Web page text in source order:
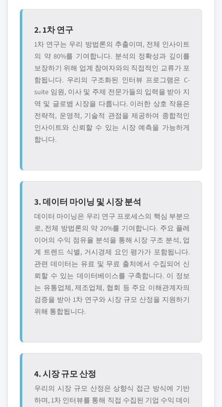
2. 1차 연구
1차 연구는 우리 방법론의 추출이며, 전체 인사이트
의 약 80%를 기여합니다. 분석의 정확성과 깊이를
보장하기 위해 업계 참여자와의 직접적인 교류가 포
함됩니다. 우리의 구조화된 인터뷰 프로그램은 C-
suite 임원, 이사 및 주제 전문가들의 입력을 받아 지
역 및 글로볌 시장을 다룹니다. 이러한 상호 작용은
전략적, 운영적, 기술적 관점을 제공하여 종합적인
인사이트와 신뢰할 수 있는 시장 예측을 가능하게
합니다.
3. 데이터 마이닝 및 시장 분석
데이터 마이닝은 우리 연구 프로세스의 핵심 부분으
로, 전체 방법론의 약 20%를 기여합니다. 주요 플레
이어의 수익 점유율 분석을 통해 시장 구조 분석, 업
계 트렌드 식별, 거시경제 요인 평가가 포함됩니다.
관련 데이터는 유료 및 무료 출처에서 수집되어 신
뢰할 수 있는 데이터베이스를 구축합니다. 이 정보
는 유통업체, 제조업체, 협회 등 주요 이해관계자의
검증을 받아 1차 연구와 시장 규모 산정을 지원하기
위해 통합됩니다.
4. 시장 규모 산정
우리의 시장 규모 산정은 상향식 접근 방식에 기반
하며, 1차 인터뷰를 통해 직접 수집된 기업 수익 데이